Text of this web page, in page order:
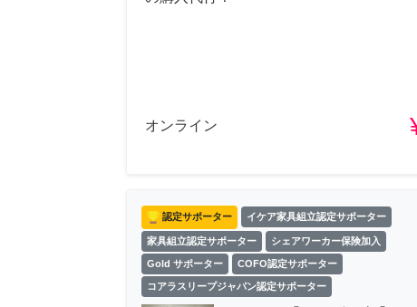
オンライン
認定サポーター イケア家具組立認定サポーター
家具組立認定サポーター シェアワーカー保険加入
Gold サポーター COFO認定サポーター
コアラスリープジャパン認定サポーター